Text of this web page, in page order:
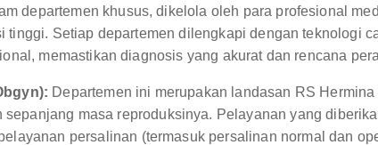
departemen khusus, dikelola oleh para profesional
tinggi. Setiap departemen dilengkapi dengan teknologi
memastikan diagnosis yang akurat dan rencana
Departemen ini merupakan landasan RS
sepanjang masa reproduksinya. Pelayanan yang
persalinan (termasuk persalinan normal dan